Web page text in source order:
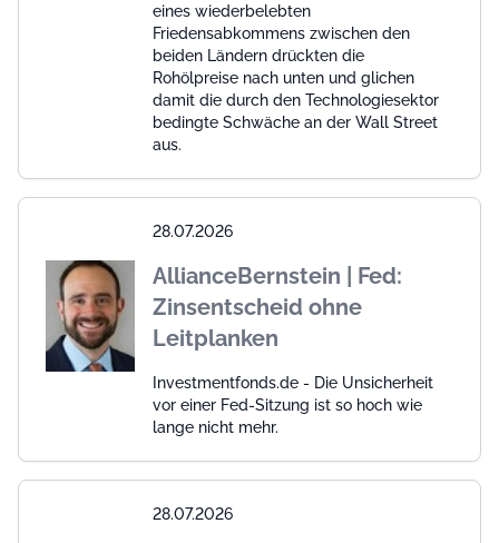
eines wiederbelebten
Friedensabkommens zwischen den
beiden Ländern drückten die
Rohölpreise nach unten und glichen
damit die durch den Technologiesektor
bedingte Schwäche an der Wall Street
aus.
28.07.2026
AllianceBernstein | Fed:
Zinsentscheid ohne
Leitplanken
Investmentfonds.de - Die Unsicherheit
vor einer Fed-Sitzung ist so hoch wie
lange nicht mehr.
28.07.2026